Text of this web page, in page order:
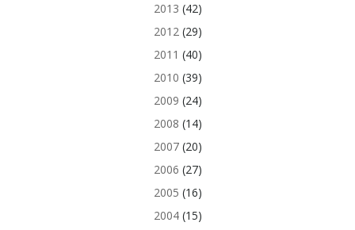
2013 (42)
2012(29)
2011 (40)
2010 (39)
2009 (24)
2008 (14)
2007(20)
2006 (27)
2005 (16)
2004(15)